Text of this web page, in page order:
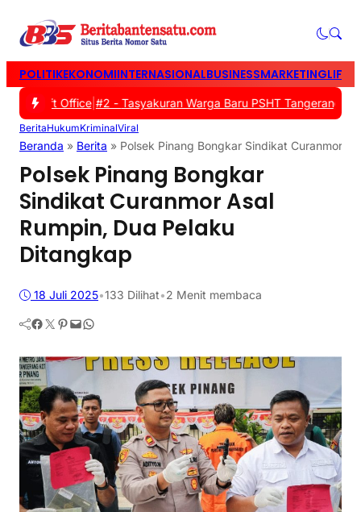
POLITIKEKONOMIINTERNASIONALBUSINESSMARKETING
Office|#2 -Tasyakuran Warga Baru PSHT Tangerang
BeritaHukumKriminalViral
Beranda » Berita » Polsek Pinang Bongkar Sindikat Curanmor
Polsek Pinang Bongkar
Sindikat Curanmor Asal
Rumpin, Dua Pelaku
Ditangkap
18 Juli 2025•133 Dilihat•2 Menit membaca
Facebook Twitter Pinterest Mail WhatsApp